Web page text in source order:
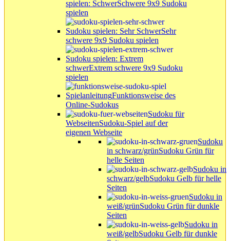
spielen: SchwerSchwere 9x9 Sudoku
spielen
Sudoku spielen: Sehr SchwerSehr
schwere 9x9 Sudoku spielen
Sudoku spielen: Extrem
schwerExtrem schwere 9x9 Sudoku
spielen
SpielanleitungFunktionsweise des
Online-Sudokus
Sudoku für
WebseitenSudoku-Spiel auf der
eigenen Webseite
Sudoku
in schwarz/grünSudoku Grün für
helle Seiten
Sudoku in
schwarz/gelbSudoku Gelb für helle
Seiten
Sudoku in
weiß/grünSudoku Grün für dunkle
Seiten
Sudoku in
weiß/gelbSudoku Gelb für dunkle